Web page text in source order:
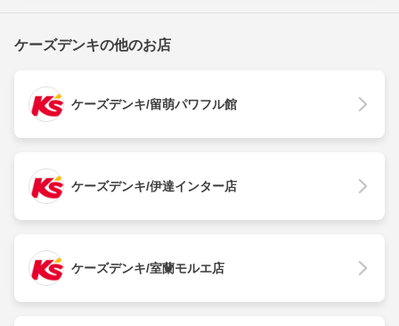
ケーズデンキの他のお店
ケーズデンキ/留萌パワフル館
ケーズデンキ/伊達インター店
ケーズデンキ/室蘭モルエ店